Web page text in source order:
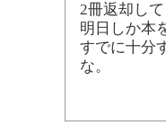
2冊返却し
明日しか本
すでに十分
な。